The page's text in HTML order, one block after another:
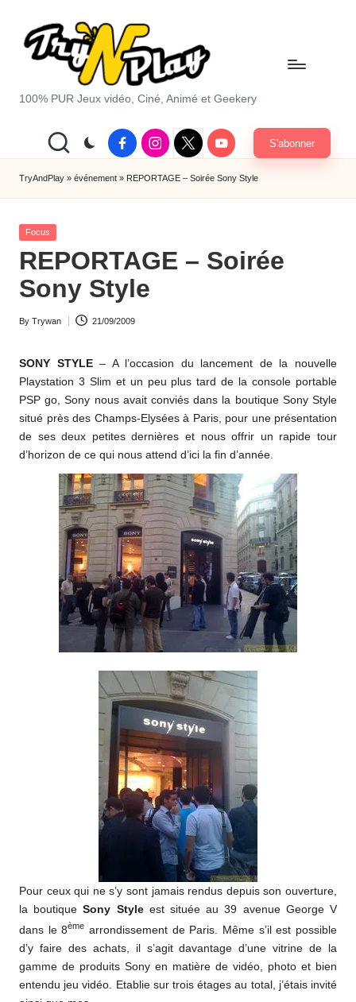
T
y
A
d
P
la
y.
o
m
100% PUR Jeux vidéo, Ciné, Animé et Geekery
FacebookInstagram
X
|
Twitter
Youtube S'abonner
TryAndPlay » événement » REPORTAGE – Soirée Sony Style
Posted
Focus
REPORTAGE – Soirée
Sony Style
Posted
By Trywan 21/09/2009
SONY STYLE– A l’occasion du lancement de la nouvelle
Playstation 3 Slim et un peu plus tard de la console portable
PSP go, Sony nous avait conviés dans la boutique Sony Style
situé près des Champs-Elysées à Paris, pour une présentation
de ses deux petites dernières et nous offrir un rapide tour
d’horizon de ce qui nous attend d’ici la fin d’année.
Pour ceux qui ne s’y sont jamais rendus depuis son ouverture,
la boutiqueSony Styleest située au 39 avenue George V
dans le 8ème arrondissement de Paris. Même s’il est possible
d’y faire des achats, il s’agit davantage d’une vitrine de la
gamme de produits Sony en matière de vidéo, photo et bien
entendu jeu vidéo. Etablie sur trois étages au total, j’étais invité